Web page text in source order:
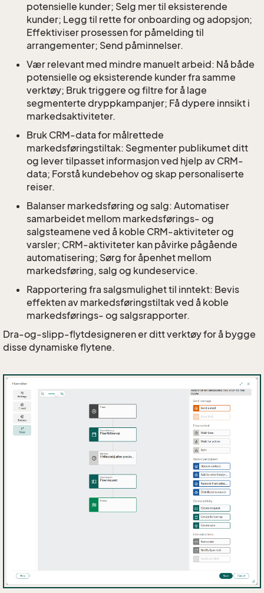
potensielle kunder; Selg mer til eksisterende
kunder; Legg til rette for onboarding og adopsjon;
Effektiviser prosessen for påmelding til
arrangementer; Send påminnelser.
Vær relevant med mindre manuelt arbeid: Nå både
potensielle og eksisterende kunder fra samme
verktøy; Bruk triggere og filtre for å lage
segmenterte dryppkampanjer; Få dypere innsikt i
markedsaktiviteter.
Bruk CRM-data for målrettede
markedsføringstiltak: Segmenter publikumet ditt
og lever tilpasset informasjon ved hjelp av CRM-
data; Forstå kundebehov og skap personaliserte
reiser.
Balanser markedsføring og salg: Automatiser
samarbeidet mellom markedsførings- og
salgsteamene ved å koble CRM-aktiviteter og
varsler; CRM-aktiviteter kan påvirke pågående
automatisering; Sørg for åpenhet mellom
markedsføring, salg og kundeservice.
Rapportering fra salgsmulighet til inntekt: Bevis
effekten av markedsføringstiltak ved å koble
markedsførings- og salgsrapporter.
Dra-og-slipp-flytdesigneren er ditt verktøy for å bygge
disse dynamiske flytene.